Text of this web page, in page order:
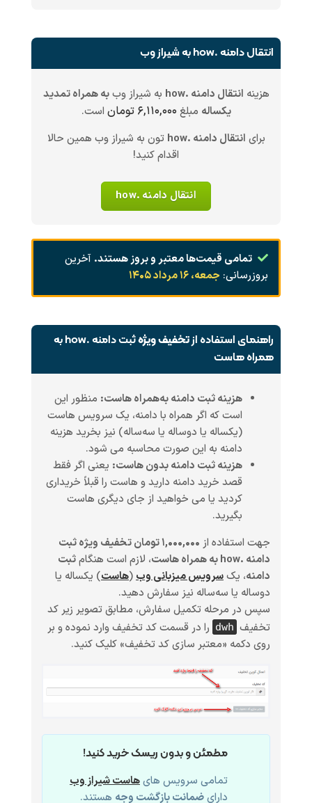
انتقال دامنه .how به شیراز وب
هزینه انتقال دامنه .how به شیراز وببه همراه تمدید
یکساله مبلغ ۶,۱۱۰,۰۰۰ تومان
است.
برای انتقال دامنه .how
تون به شیراز وب همین حالا
اقدام کنید!
انتقال دامنه .how
تمامی قیمت‌ها معتبر و بروز هستند. آخرین
بروزرسانی: جمعه، ۱۶ مرداد ۱۴۰۵
راهنمای استفاده ازتخفیف ویژه
ثبت دامنه .how به
همراه هاست
هزینه ثبت دامنه به‌همراه هاست: منظور این
است که اگر همراه با دامنه، یک سرویس هاست
(یکساله یا دوساله یا سه‌ساله) نیز بخرید هزینه
دامنه به این صورت محاسبه می شود.
هزینه ثبت دامنه بدون هاست: یعنی اگر فقط
قصد خرید دامنه دارید و هاست را قبلاً خریداری
کردید یا می خواهید از جای دیگری هاست
بگیرید.
جهت استفاده از
۱,۰۰۰,۰۰۰ تومان تخفیف ویژه ثبت
دامنه .how به همراه هاست
، لازم است هنگامثبت
دامنه، یکسرویس میزبانی وب(هاست) یکساله یا
دوساله یا سه‌ساله نیز سفارش دهید.
سپس در مرحله تکمیل سفارش، مطابق تصویر زیر کد
تخفیف dwh را در قسمت کد تخفیف وارد نموده و بر
روی دکمه «معتبر سازی کد تخفیف» کلیک کنید.
مطمئن و بدون ریسک خرید کنید!
تمامی سرویس هایهاست شیراز وب
دارایضمانت بازگشت وجه هستند.